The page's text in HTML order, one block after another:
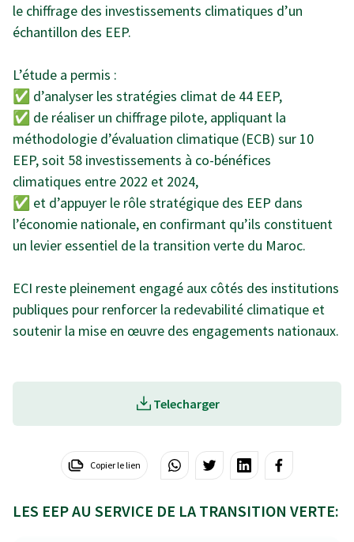
le chiffrage des investissements climatiques d’un
échantillon des EEP.
L’étude a permis :
✅ d’analyser les stratégies climat de 44 EEP,
✅ de réaliser un chiffrage pilote, appliquant la
méthodologie d’évaluation climatique (ECB) sur 10
EEP, soit 58 investissements à co-bénéfices
climatiques entre 2022 et 2024,
✅ et d’appuyer le rôle stratégique des EEP dans
l’économie nationale, en confirmant qu’ils constituent
un levier essentiel de la transition verte du Maroc.
ECI reste pleinement engagé aux côtés des institutions
publiques pour renforcer la redevabilité climatique et
soutenir la mise en œuvre des engagements nationaux.
Telecharger
Copier le lien
LES EEP AU SERVICE DE LA TRANSITION VERTE: